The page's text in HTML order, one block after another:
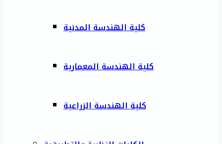
كلية الهندسة المدنية
كلية الهندسة المعمارية
كلية الهندسة الزراعية